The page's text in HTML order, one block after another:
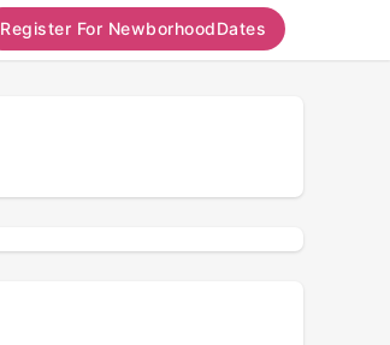
Register For NewborhoodDates